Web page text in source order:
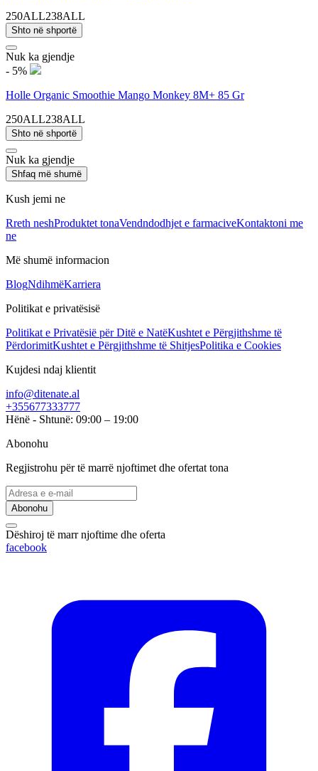
250ALL238ALL
Shto në shportë
Nuk ka gjendje
- 5%
Holle Organic Smoothie Mango Monkey 8M+ 85 Gr
250ALL238ALL
Shto në shportë
Nuk ka gjendje
Shfaq më shumë
Kush jemi ne
Rreth neshProduktet tonaVendndodhjet e farmaciveKontaktoni me
ne
Më shumë informacion
BlogNdihmëKarriera
Politikat e privatësisë
Politikat e Privatësië për Ditë e NatëKushtet e Përgjithshme të
PërdorimitKushtet e Përgjithshme të ShitjesPolitika e Cookies
Kujdesi ndaj klientit
info@ditenate.al
+355677333777
Hënë - Shtunë: 09:00 – 19:00
Abonohu
Regjistrohu për të marrë njoftimet dhe ofertat tona
Abonohu
Dëshiroj të marr njoftime dhe oferta
facebook